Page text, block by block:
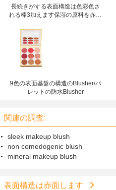
長続きがする表面構造は色彩色さ
れる棒3加えます保湿の原料を赤面
9色の表面基盤の構造のBlusher/パ
レットの防水Blusher
関連の調査:
sleek makeup blush
non comedogenic blush
mineral makeup blush
表面構造は赤面します